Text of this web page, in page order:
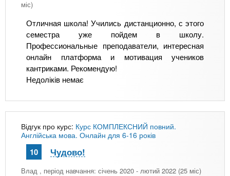
к
л
а
д
к
а
міс)
Отличная школа! Учились дистанционно, с этого
семестра уже пойдем в школу.
Профессиональные преподаватели, интересная
онлайн платформа и мотивация учеников
кантриками. Рекомендую!
Недоліків немає
Відгук про курс: Курс КОМПЛЕКСНИЙ повний.
Англійська мова. Онлайн для 6-16 років
Влад , період навчання: січень 2020 - лютий 2022 (25 міс)
10 Чудово!